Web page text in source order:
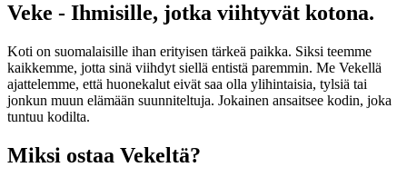
Veke - Ihmisille, jotka viihtyvät kotona.
Koti on suomalaisille ihan erityisen tärkeä paikka. Siksi teemme
kaikkemme, jotta sinä viihdyt siellä entistä paremmin. Me Vekellä
ajattelemme, että huonekalut eivät saa olla ylihintaisia, tylsiä tai
jonkun muun elämään suunniteltuja. Jokainen ansaitsee kodin, joka
tuntuu kodilta.
Miksi ostaa Vekeltä?